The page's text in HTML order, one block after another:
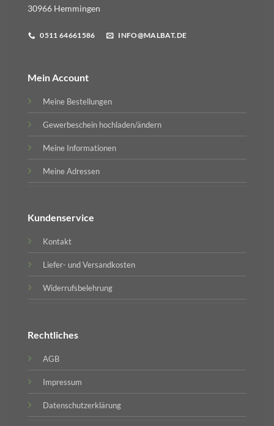
30966 Hemmingen
0511 64661586 INFO@MALBAT.DE
Mein Account
Meine Bestellungen
Gewerbeschein hochladen/ändern
Meine Informationen
Meine Adressen
Kundenservice
Kontakt
Liefer- und Versandkosten
Widerrufsbelehrung
Rechtliches
AGB
Impressum
Datenschutzerklärung